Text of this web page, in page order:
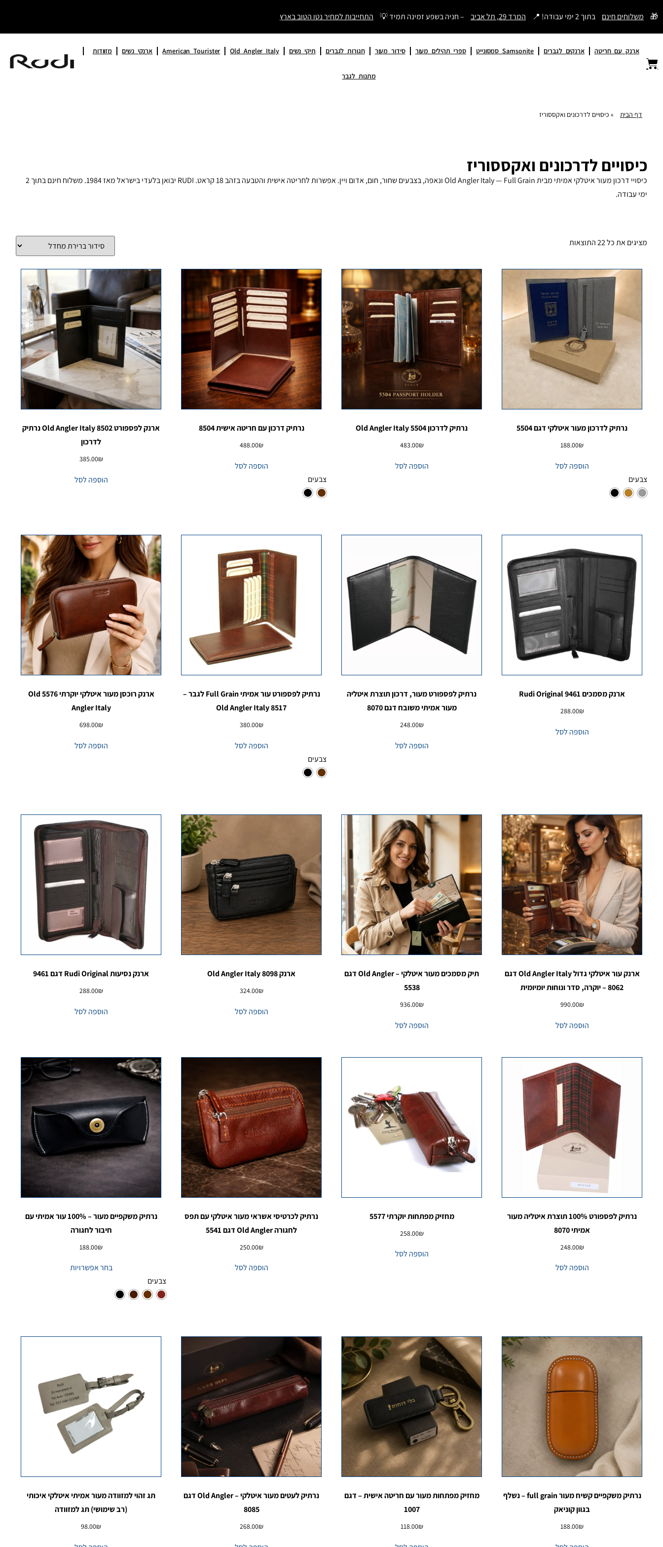
דילוג
🎁 משלוחים חינם בתוך 2 ימי עבודה! 📍 המרד 29, תל אביב – חניה בשפע זמינה תמיד 💡 התחייבות למחיר נטו הטוב בארץ
ארנק עם חריטה ארנקים לגברים Samsonite סמסונייט ספרי תהילים מעור סידור מעור חגורות לגברים תיקי נשים Old Angler Italy
American Tourister ארנקי נשים מזוודות
מתנות לגבר
דף הבית » כיסויים לדרכונים ואקססוריז
כיסויים לדרכונים ואקססוריז
כיסויי דרכון מעור איטלקי אמיתי מבית Old Angler Italy — Full Grain ונאפה, בצבעים שחור, חום, אדום ויין. אפשרות לחריטה אישית והטבעה בזהב 18 קראט. RUDI יבואן בלעדי בישראל מאז 1984. משלוח חינם בתוך 2
ימי עבודה.
מציגים את כל ⁦22⁩ התוצאות
נרתיק לדרכון מעור איטלקי דגם 5504
188.00₪
הוספה לסל
צבעים
נרתיק לדרכון 5504 Old Angler Italy
483.00₪
הוספה לסל
נרתיק דרכון עם חריטה אישית 8504
488.00₪
הוספה לסל
צבעים
ארנק לפספורט 8502 Old Angler Italy נרתיק
לדרכון
385.00₪
הוספה לסל
ארנק מסמכים 9461 Rudi Original
288.00₪
הוספה לסל
נרתיק לפספורט מעור, דרכון תוצרת איטליה
מעור אמיתי משובח דגם 8070
248.00₪
הוספה לסל
נרתיק לפספורט עור אמיתי Full Grain לגבר –
Old Angler Italy 8517
380.00₪
הוספה לסל
צבעים
ארנק רוכסן מעור איטלקי יוקרתי 5576 Old
Angler Italy
698.00₪
הוספה לסל
ארנק עור איטלקי גדול Old Angler Italy דגם
8062 – יוקרה, סדר ונוחות יומיומית
990.00₪
הוספה לסל
תיק מסמכים מעור איטלקי – Old Angler דגם
5538
936.00₪
הוספה לסל
ארנק 8098 Old Angler Italy
324.00₪
הוספה לסל
ארנק נסיעות Rudi Original דגם 9461
288.00₪
הוספה לסל
נרתיק לפספורט 100% תוצרת איטליה מעור
אמיתי 8070
248.00₪
הוספה לסל
מחזיק מפתחות יוקרתי 5577
258.00₪
הוספה לסל
נרתיק לכרטיסי אשראי מעור איטלקי עם תפס
לחגורה Old Angler דגם 5541
250.00₪
הוספה לסל
נרתיק משקפיים מעור – 100% עור אמיתי עם
חיבור לחגורה
188.00₪
בחר אפשרויות
צבעים
נרתיק משקפיים קשיח מעור full grain – נשלף
בגוון קוניאק
188.00₪
מחזיק מפתחות מעור עם חריטה אישית – דגם
1007
118.00₪
נרתיק לעטים מעור איטלקי – Old Angler דגם
8085
268.00₪
תג זהוי למזוודה מעור אמיתי איטלקי איכותי
(רב שימושי) תג למזוודה
98.00₪